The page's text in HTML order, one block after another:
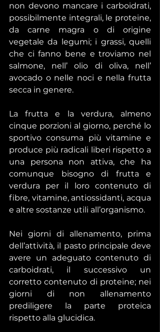
non devono mancare i carboidrati,
possibilmente integrali, le proteine,
da carne magra o di origine
vegetale da legumi; i grassi, quelli
che ci fanno bene e troviamo nel
salmone, nell’ olio di oliva, nell’
avocado o nelle noci e nella frutta
secca in genere.
La frutta e la verdura, almeno
cinque porzioni al giorno, perché lo
sportivo consuma più vitamine e
produce più radicali liberi rispetto a
una persona non attiva, che ha
comunque bisogno di frutta e
verdura per il loro contenuto di
fibre, vitamine, antiossidanti, acqua
e altre sostanze utili all’organismo.
Nei giorni di allenamento, prima
dell’attività, il pasto principale deve
avere un adeguato contenuto di
carboidrati, il successivo un
corretto contenuto di proteine; nei
giorni di non allenamento
prediligere la parte proteica
rispetto alla glucidica.